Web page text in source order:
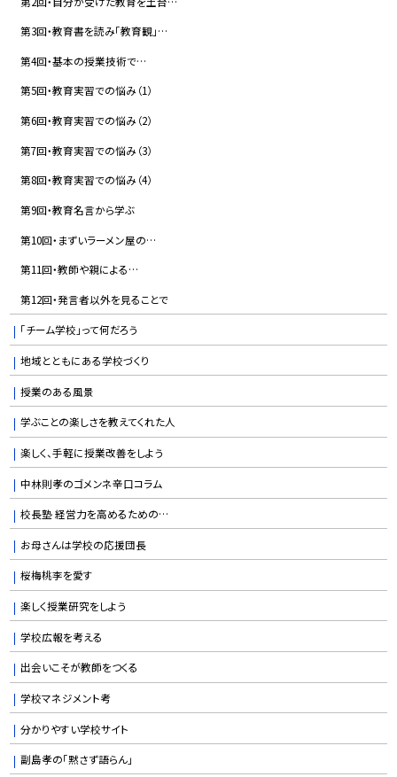
第3回・教育書を読み「教育観」…
第4回・基本の授業技術で…
第5回・教育実習での悩み（1）
第6回・教育実習での悩み（2）
第7回・教育実習での悩み（3）
第8回・教育実習での悩み（4）
第9回・教育名言から学ぶ
第10回・まずいラーメン屋の…
第11回・教師や親による…
第12回・発言者以外を見ることで
「チーム学校」って何だろう
地域とともにある学校づくり
授業のある風景
学ぶことの楽しさを教えてくれた人
楽しく、手軽に授業改善をしよう
中林則孝のゴメンネ辛口コラム
校長塾 経営力を高めるための…
お母さんは学校の応援団長
桜梅桃李を愛す
楽しく授業研究をしよう
学校広報を考える
出会いこそが教師をつくる
学校マネジメント考
分かりやすい学校サイト
副島孝の「黙さず語らん」